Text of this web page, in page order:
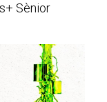
Sènior